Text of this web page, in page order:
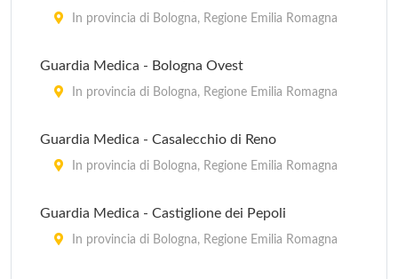
In provincia di Bologna, Regione Emilia Romagna
Guardia Medica - Bologna Ovest
In provincia di Bologna, Regione Emilia Romagna
Guardia Medica - Casalecchio di Reno
In provincia di Bologna, Regione Emilia Romagna
Guardia Medica - Castiglione dei Pepoli
In provincia di Bologna, Regione Emilia Romagna